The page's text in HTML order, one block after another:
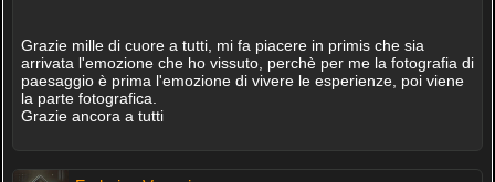
Grazie mille di cuore a tutti, mi fa piacere in primis che sia
arrivata l'emozione che ho vissuto, perchè per me la fotografia di
paesaggio è prima l'emozione di vivere le esperienze, poi viene
la parte fotografica.
Grazie ancora a tutti